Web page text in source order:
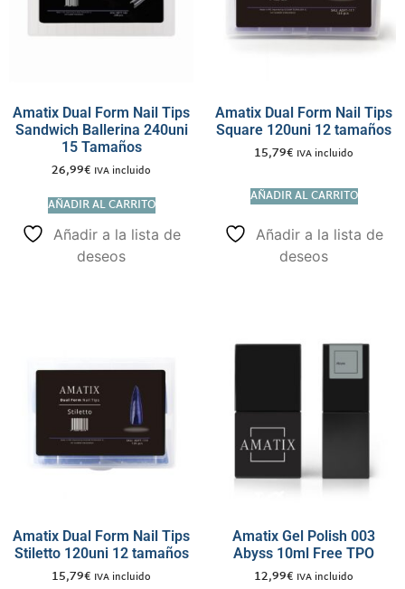
Amatix Dual Form Nail Tips
Sandwich Ballerina 240uni
15 Tamaños
26,99€ IVA incluido
AÑADIR AL CARRITO
Añadir a la lista de
deseos
Amatix Dual Form Nail Tips
Square 120uni 12 tamaños
15,79€ IVA incluido
AÑADIR AL CARRITO
Añadir a la lista de
deseos
Amatix Dual Form Nail Tips
Stiletto 120uni 12 tamaños
15,79€ IVA incluido
Amatix Gel Polish 003
Abyss 10ml Free TPO
12,99€ IVA incluido